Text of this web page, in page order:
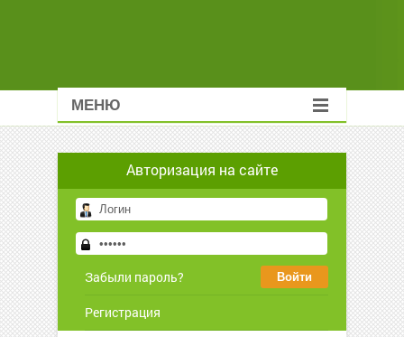
МЕНЮ
Авторизация на сайте
Забыли пароль?
Регистрация